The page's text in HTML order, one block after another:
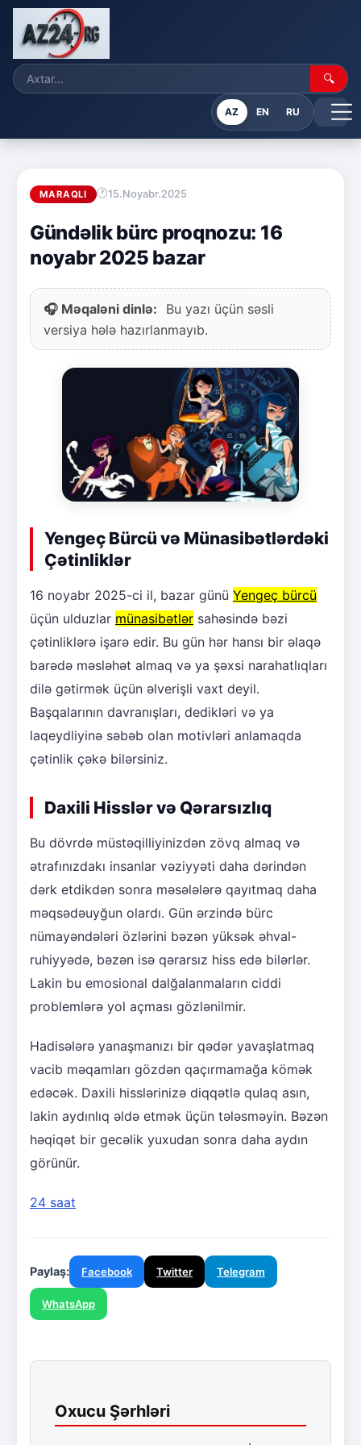
🔍
AZ EN RU
MARAQLI 15.Noyabr.2025
Gündəlik bürc proqnozu: 16
noyabr 2025 bazar
🎧 Məqaləni dinlə:
Bu yazı üçün səsli
versiya hələ hazırlanmayıb.
Yengeç Bürcü və Münasibətlərdəki
Çətinliklər
16 noyabr 2025-ci il, bazar günü Yengeç bürcü
üçün ulduzlar münasibətlər sahəsində bəzi
çətinliklərə işarə edir. Bu gün hər hansı bir əlaqə
barədə məsləhət almaq və ya şəxsi narahatlıqları
dilə gətirmək üçün əlverişli vaxt deyil.
Başqalarının davranışları, dedikləri və ya
laqeydliyinə səbəb olan motivləri anlamaqda
çətinlik çəkə bilərsiniz.
Daxili Hisslər və Qərarsızlıq
Bu dövrdə müstəqilliyinizdən zövq almaq və
ətrafınızdakı insanlar vəziyyəti daha dərindən
dərk etdikdən sonra məsələlərə qayıtmaq daha
məqsədəuyğun olardı. Gün ərzində bürc
nümayəndələri özlərini bəzən yüksək əhval-
ruhiyyədə, bəzən isə qərarsız hiss edə bilərlər.
Lakin bu emosional dalğalanmaların ciddi
problemlərə yol açması gözlənilmir.
Hadisələrə yanaşmanızı bir qədər yavaşlatmaq
vacib məqamları gözdən qaçırmamağa kömək
edəcək. Daxili hisslərinizə diqqətlə qulaq asın,
lakin aydınlıq əldə etmək üçün tələsməyin. Bəzən
həqiqət bir gecəlik yuxudan sonra daha aydın
görünür.
24 saat
Paylaş: Facebook Twitter Telegram
WhatsApp
Oxucu Şərhləri